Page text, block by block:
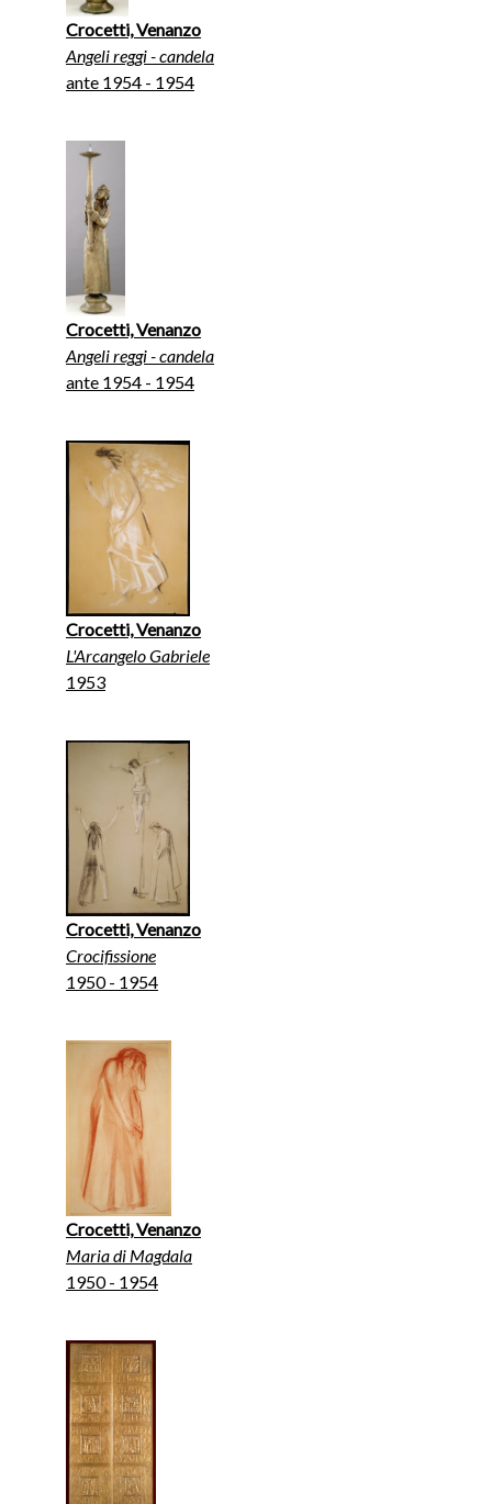
Crocetti, Venanzo
Angeli reggi - candela
ante 1954 - 1954
Crocetti, Venanzo
Angeli reggi - candela
ante 1954 - 1954
Crocetti, Venanzo
L'Arcangelo Gabriele
1953
Crocetti, Venanzo
Crocifissione
1950 - 1954
Crocetti, Venanzo
Maria di Magdala
1950 - 1954